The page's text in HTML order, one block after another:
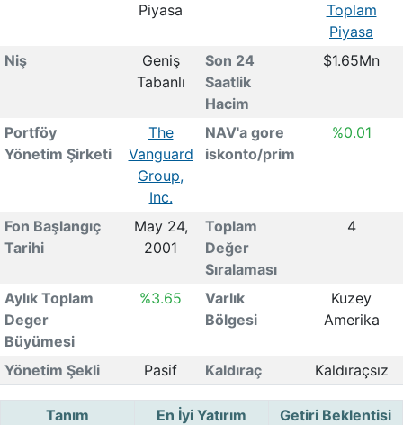
Piyasa
Toplam
Piyasa
Niş
Geniş
Tabanlı
Son 24
Saatlik
Hacim
$1.65Mn
Portföy
Yönetim Şirketi
The
Vanguard
Group,
Inc.
NAV'a gore
iskonto/prim
%0.01
Fon Başlangıç
Tarihi
May 24,
2001
Toplam
Değer
Sıralaması
4
Aylık Toplam
Deger
Büyümesi
%3.65
Varlık
Bölgesi
Kuzey
Amerika
Yönetim Şekli Pasif Kaldıraç Kaldıraçsız
Tanım
En İyi Yatırım
Getiri Beklentisi